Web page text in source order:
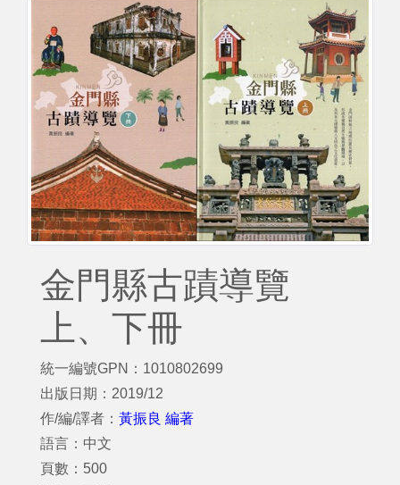
金門縣古蹟導覽
上、下冊
統一編號GPN：1010802699
出版日期：2019/12
作/編/譯者： 黃振良 編著
語言：中文
頁數：500